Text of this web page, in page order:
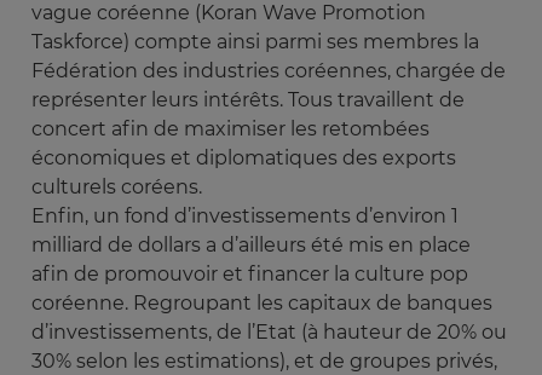
vague coréenne (Koran Wave Promotion
Taskforce) compte ainsi parmi ses membres la
Fédération des industries coréennes, chargée de
représenter leurs intérêts. Tous travaillent de
concert afin de maximiser les retombées
économiques et diplomatiques des exports
culturels coréens.
Enfin, un fond d’investissements d’environ 1
milliard de dollars a d’ailleurs été mis en place
afin de promouvoir et financer la culture pop
coréenne. Regroupant les capitaux de banques
d’investissements, de l’Etat (à hauteur de 20% ou
30% selon les estimations), et de groupes privés,